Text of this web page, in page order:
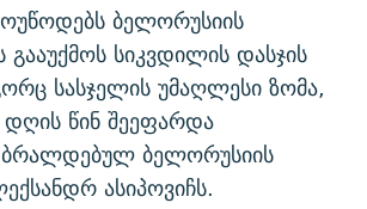
ბელორუსიის
სიკვდილის დასჯის
სასჯელის უმაღლესი ზომა,
წინ შეეფარდა
ბელორუსიის
ასიპოვიჩს.